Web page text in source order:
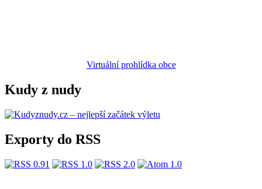
Virtuální prohlídka obce
Kudy z nudy
Exporty do RSS